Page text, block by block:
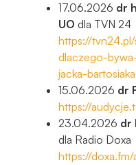
17.06.2026 dr
UO dla TVN 24
https://
dlaczego-
jacka-
15.06.2026 dr
https://
23.04.2026 dr
dla Radio Doxa
https://